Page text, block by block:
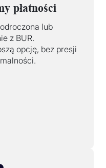
płatności
lub
z BUR.
opcję, bez presji